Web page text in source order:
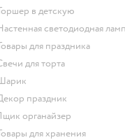
Торшер в детскую
Настенная светодиодная
Товары для праздника
Свечи для торта
Шарик
Декор праздник
Ящик органайзер
Товары для хранения